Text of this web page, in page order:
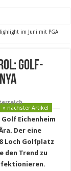
im Juni mit PGA
Golf-
» nächster Artikel
Eichenheim
Der eine
Loch Golfplatz
den Trend zu